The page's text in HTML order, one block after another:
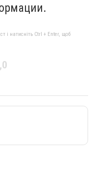
і натисніть Ctrl + Enter, щоб